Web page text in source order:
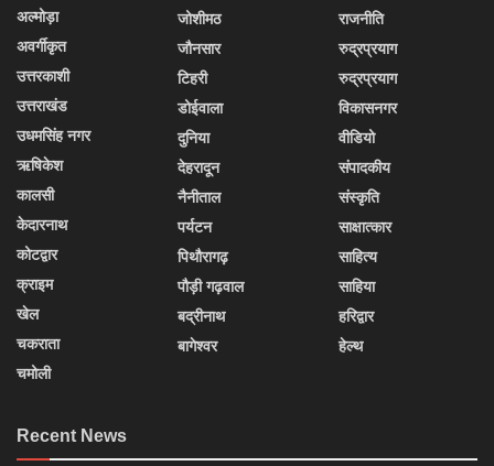
अल्मोड़ा
अवर्गीकृत
उत्तरकाशी
उत्तराखंड
उधमसिंह नगर
ऋषिकेश
कालसी
केदारनाथ
कोटद्वार
क्राइम
खेल
चकराता
चमोली
जोशीमठ
जौनसार
टिहरी
डोईवाला
दुनिया
देहरादून
नैनीताल
पर्यटन
पिथौरागढ़
पौड़ी गढ़वाल
बद्रीनाथ
बागेश्वर
राजनीति
रुद्रप्रयाग
रुद्रप्रयाग
विकासनगर
वीडियो
संपादकीय
संस्कृति
साक्षात्कार
साहित्य
साहिया
हरिद्वार
हेल्थ
Recent News